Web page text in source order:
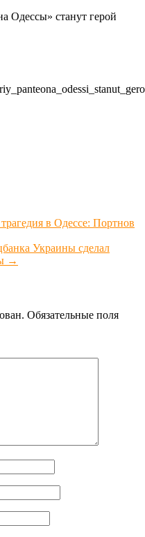
в Одессе: Портнов
Украины сделал
→
Обязательные поля